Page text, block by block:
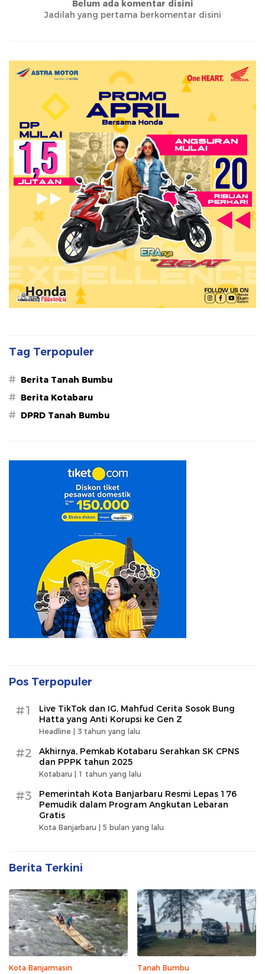
Belum ada komentar disini
Jadilah yang pertama berkomentar disini
Tag Terpopuler
# Berita Tanah Bumbu
# Berita Kotabaru
# DPRD Tanah Bumbu
Pos Terpopuler
#1
Live TikTok dan IG, Mahfud Cerita Sosok Bung
Hatta yang Anti Korupsi ke Gen Z
Headline | 3 tahun yang lalu
#2
Akhirnya, Pemkab Kotabaru Serahkan SK CPNS
dan PPPK tahun 2025
Kotabaru | 1 tahun yang lalu
#3
Pemerintah Kota Banjarbaru Resmi Lepas 176
Pemudik dalam Program Angkutan Lebaran
Gratis
Kota Banjarbaru | 5 bulan yang lalu
Berita Terkini
Kota Banjarmasin Tanah Bumbu